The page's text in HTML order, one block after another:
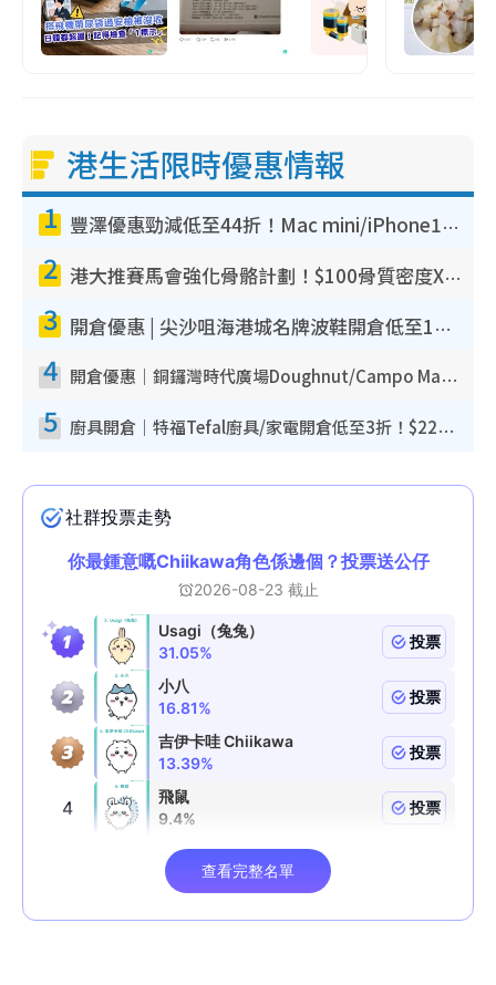
港生活限時優惠情報
1 豐澤優惠勁減低至44折！Mac mini/iPhone17Pro大減價！廚房家電$220起
2 港大推賽馬會強化骨骼計劃！$100骨質密度X光檢查 完成免費運動訓練送超市禮券！附參加資格
3 開倉優惠 | 尖沙咀海港城名牌波鞋開倉低至1折！On鞋$899起／Joy&Peace鞋履$98起
4 開倉優惠｜銅鑼灣時代廣場Doughnut/Campo Marzio開倉低至1折！背囊、書包、手袋劈價$200起
5 廚具開倉｜特福Tefal廚具/家電開倉低至3折！$220起買平底鍋/炒鑊/湯煲！電飯煲/吸塵機/燙斗$418起